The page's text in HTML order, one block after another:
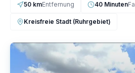
50 kmEntfernung 40 Minuten
Kreisfreie Stadt (Ruhrgebiet)